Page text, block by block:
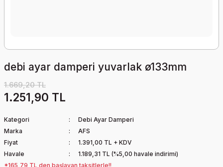
debi ayar damperi yuvarlak ø133mm
1.669,20 TL
1.251,90 TL
Kategori
Debi Ayar Damperi
Marka
AFS
Fiyat
1.391,00 TL + KDV
Havale
1.189,31 TL (%5,00 havale indirimi)
*165,79 TL den başlayan taksitlerle!!